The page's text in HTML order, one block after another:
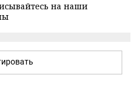
на наши